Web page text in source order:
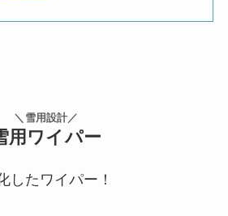
＼雪用設計／
用ワイパー
したワイパー！